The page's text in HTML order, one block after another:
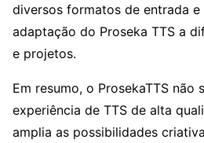
diversos formatos de entrada
adaptação do Proseka TTS a
e projetos.
Em resumo, o ProsekaTTS não
experiência de TTS de alta
amplia as possibilidades